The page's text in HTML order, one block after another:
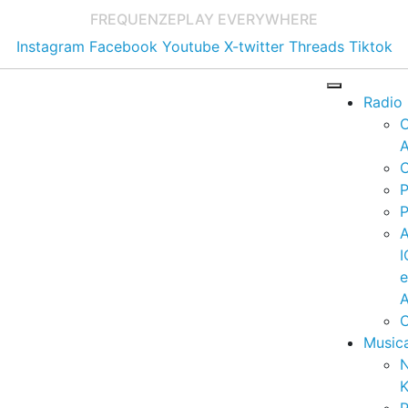
FREQUENZEPLAY EVERYWHERE
Instagram Facebook Youtube X-twitter Threads Tiktok
Radio
e